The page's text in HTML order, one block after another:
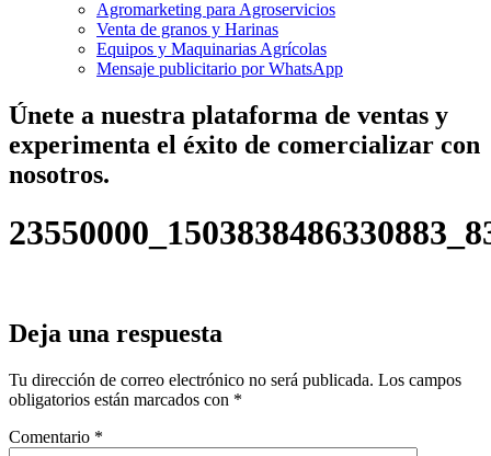
Agromarketing para Agroservicios
Venta de granos y Harinas
Equipos y Maquinarias Agrícolas
Mensaje publicitario por WhatsApp
Únete a nuestra plataforma de ventas y
experimenta el éxito de comercializar con
nosotros.
Deja una respuesta
Tu dirección de correo electrónico no será publicada. Los campos
obligatorios están marcados con *
Comentario *